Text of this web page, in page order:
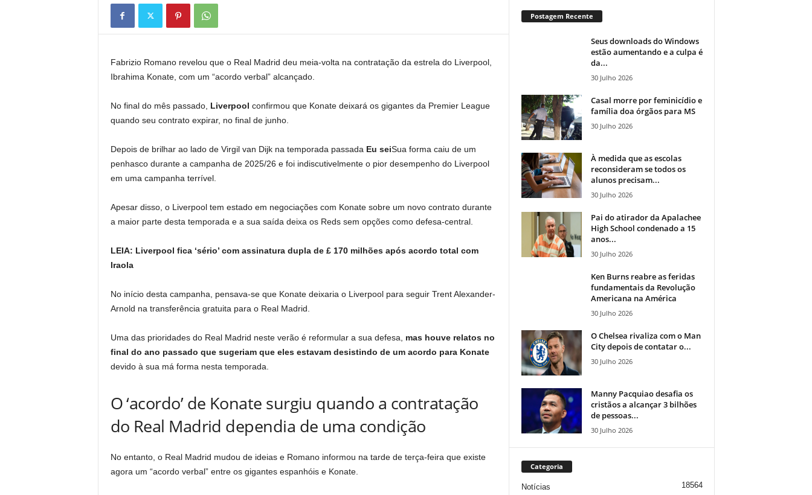
Fabrizio Romano revelou que o Real Madrid deu meia-volta na contratação da estrela do Liverpool,
Ibrahima Konate, com um “acordo verbal” alcançado.
No final do mês passado, Liverpool confirmou que Konate deixará os gigantes da Premier League
quando seu contrato expirar, no final de junho.
Depois de brilhar ao lado de Virgil van Dijk na temporada passada Eu seiSua forma caiu de um
penhasco durante a campanha de 2025/26 e foi indiscutivelmente o pior desempenho do Liverpool
em uma campanha terrível.
Apesar disso, o Liverpool tem estado em negociações com Konate sobre um novo contrato durante
a maior parte desta temporada e a sua saída deixa os Reds sem opções como defesa-central.
LEIA: Liverpool fica ‘sério’ com assinatura dupla de £ 170 milhões após acordo total com
Iraola
No início desta campanha, pensava-se que Konate deixaria o Liverpool para seguir Trent Alexander-
Arnold na transferência gratuita para o Real Madrid.
Uma das prioridades do Real Madrid neste verão é reformular a sua defesa, mas houve relatos no
final do ano passado que sugeriam que eles estavam desistindo de um acordo para Konate
devido à sua má forma nesta temporada.
O ‘acordo’ de Konate surgiu quando a contratação
do Real Madrid dependia de uma condição
No entanto, o Real Madrid mudou de ideias e Romano informou na tarde de terça-feira que existe
agora um “acordo verbal” entre os gigantes espanhóis e Konate.
Postagem Recente
Seus downloads do Windows
estão aumentando e a culpa é
da...
30 Julho 2026
Casal morre por feminicídio e
família doa órgãos para MS
30 Julho 2026
À medida que as escolas
reconsideram se todos os
alunos precisam...
30 Julho 2026
Pai do atirador da Apalachee
High School condenado a 15
anos...
30 Julho 2026
Ken Burns reabre as feridas
fundamentais da Revolução
Americana na América
30 Julho 2026
O Chelsea rivaliza com o Man
City depois de contatar o...
30 Julho 2026
Manny Pacquiao desafia os
cristãos a alcançar 3 bilhões
de pessoas...
30 Julho 2026
Categoria
Notícias 18564